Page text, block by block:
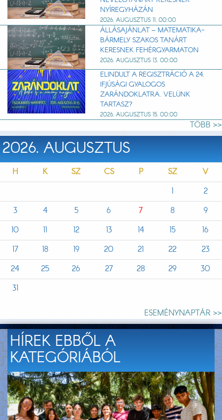
NYÍREGYHÁZÁN
2026. AUGUSZTUS 11. 00:00
ÁLLÁSAJÁNLAT – MATEMATIKA-
BÁRMELY SZAKOS TANÁRT
KERESNEK FEHÉRGYARMATON
2026. AUGUSZTUS 13. 00:00
ELINDULT A REGISZTRÁCIÓ A 24.
IFJÚSÁGI GYALOGOS
ZARÁNDOKLATRA. VELÜNK
TARTASZ?
2026. AUGUSZTUS 15. 00:00
TÖBB >>
2026. AUGUSZTUS
H K SZ CS P SZ
V
1
2
3
4 5 6 7 8
9
10
11 12 13 14 15
16
17
18 19 20 21 22
23
24
25 26 27 28 29
30
31
ESEMÉNYNAPTÁR >>
HÍREK EBBŐL A
KATEGÓRIÁBÓL